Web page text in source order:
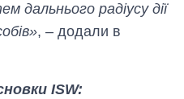
дальнього радіусу дії
, – додали в
ISW: